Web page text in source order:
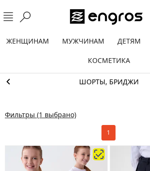
ЖЕНЩИНАМ МУЖЧИНАМ ДЕТЯМ
КОСМЕТИКА
ШОРТЫ, БРИДЖИ
Фильтры (1 выбрано)
1